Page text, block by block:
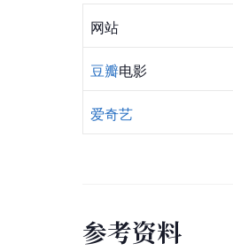
网站
豆瓣电影
爱奇艺
参考资料